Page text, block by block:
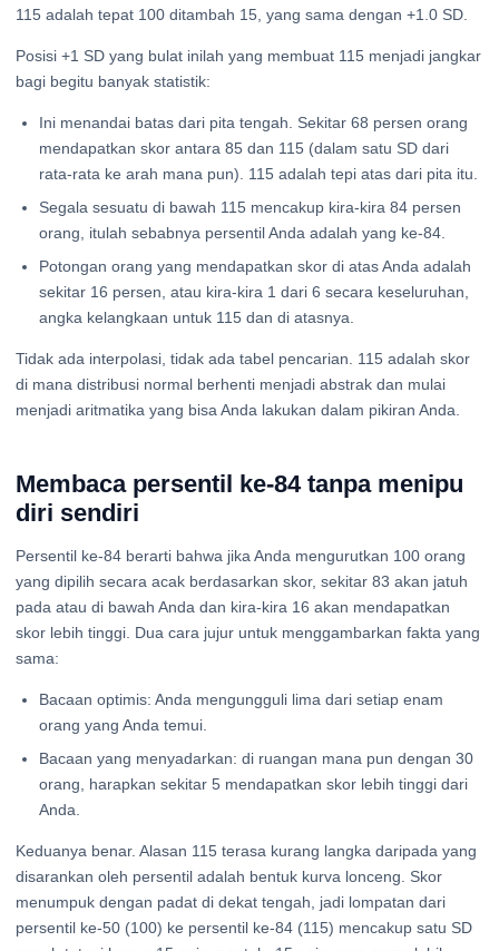
115 adalah tepat 100 ditambah 15, yang sama dengan +1.0 SD.
Posisi +1 SD yang bulat inilah yang membuat 115 menjadi jangkar
bagi begitu banyak statistik:
Ini menandai batas dari pita tengah. Sekitar 68 persen orang
mendapatkan skor antara 85 dan 115 (dalam satu SD dari
rata-rata ke arah mana pun). 115 adalah tepi atas dari pita itu.
Segala sesuatu di bawah 115 mencakup kira-kira 84 persen
orang, itulah sebabnya persentil Anda adalah yang ke-84.
Potongan orang yang mendapatkan skor di atas Anda adalah
sekitar 16 persen, atau kira-kira 1 dari 6 secara keseluruhan,
angka kelangkaan untuk 115 dan di atasnya.
Tidak ada interpolasi, tidak ada tabel pencarian. 115 adalah skor
di mana distribusi normal berhenti menjadi abstrak dan mulai
menjadi aritmatika yang bisa Anda lakukan dalam pikiran Anda.
Membaca persentil ke-84 tanpa menipu
diri sendiri
Persentil ke-84 berarti bahwa jika Anda mengurutkan 100 orang
yang dipilih secara acak berdasarkan skor, sekitar 83 akan jatuh
pada atau di bawah Anda dan kira-kira 16 akan mendapatkan
skor lebih tinggi. Dua cara jujur untuk menggambarkan fakta yang
sama:
Bacaan optimis: Anda mengungguli lima dari setiap enam
orang yang Anda temui.
Bacaan yang menyadarkan: di ruangan mana pun dengan 30
orang, harapkan sekitar 5 mendapatkan skor lebih tinggi dari
Anda.
Keduanya benar. Alasan 115 terasa kurang langka daripada yang
disarankan oleh persentil adalah bentuk kurva lonceng. Skor
menumpuk dengan padat di dekat tengah, jadi lompatan dari
persentil ke-50 (100) ke persentil ke-84 (115) mencakup satu SD